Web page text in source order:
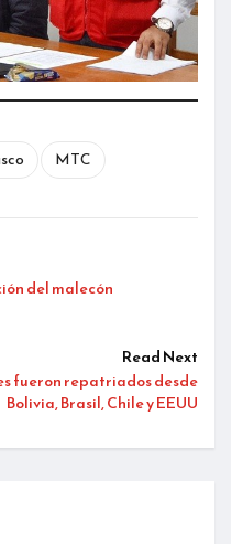
MTC
del malecón
Read Next
fueron repatriados desde
Bolivia, Brasil, Chile y EEUU